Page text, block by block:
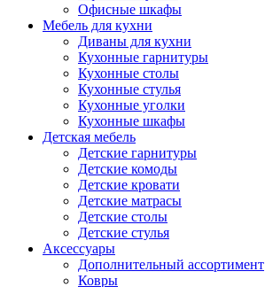
Офисные шкафы
Мебель для кухни
Диваны для кухни
Кухонные гарнитуры
Кухонные столы
Кухонные стулья
Кухонные уголки
Кухонные шкафы
Детская мебель
Детские гарнитуры
Детские комоды
Детские кровати
Детские матрасы
Детские столы
Детские стулья
Аксессуары
Дополнительный ассортимент
Ковры